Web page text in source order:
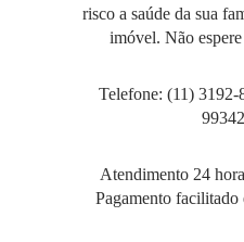
risco a saúde da sua
imóvel. Não
Telefone: (11)
Atendimento 24
Pagamento facilitado